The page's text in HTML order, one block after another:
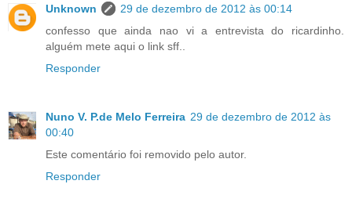
Unknown
29 de dezembro de 2012 às 00:14
confesso que ainda nao vi a entrevista do ricardinho.
alguém mete aqui o link sff..
Responder
Nuno V. P.de Melo Ferreira 29 de dezembro de 2012 às
00:40
Este comentário foi removido pelo autor.
Responder